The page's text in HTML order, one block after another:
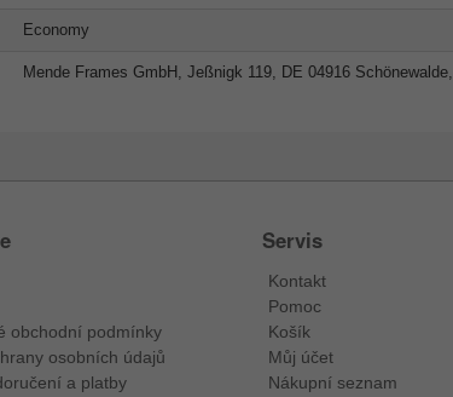
Economy
Mende Frames GmbH, Jeßnigk 119, DE 04916 Schönewalde,
obchodní podmínky
osobních údajů
a platby
Servis
Kontakt
Pomoc
Košík
Můj účet
Nákupní seznam